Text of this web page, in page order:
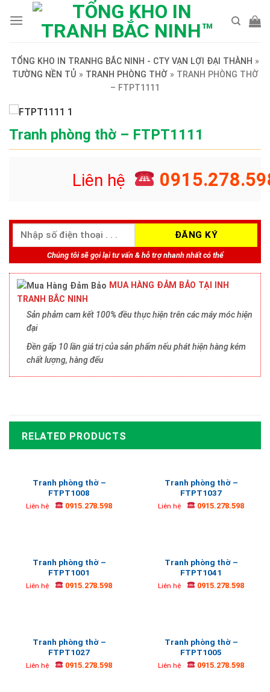
TỔNG KHO IN TRANHG BẮC NINH - CTY VẠN LỢI ĐẠI THÀNH »
TƯỜNG NỀN TỦ » TRANH PHÒNG THỜ» TRANH PHÒNG THỜ
– FTPT1111
Tranh phòng thờ – FTPT1111
Liên hệ
Chúng tôi sẽ gọi lại tư vấn & hỗ trợ nhanh nhất có thể
MUA HÀNG ĐẢM BẢO TẠI INH
TRANH BẮC NINH
Sản phảm cam kết 100% đều thực hiện trên các máy móc hiện
đại
Đền gấp 10 lần giá trị của sản phẩm nếu phát hiện hàng kém
chất lượng, hàng đểu
RELATED PRODUCTS
Tranh phòng thờ –
FTPT1008
Liên hệ 0915.278.598
Tranh phòng thờ –
FTPT1037
Liên hệ 0915.278.598
Tranh phòng thờ –
FTPT1001
Liên hệ 0915.278.598
Tranh phòng thờ –
FTPT1041
Liên hệ 0915.278.598
Tranh phòng thờ –
FTPT1027
Liên hệ 0915.278.598
Tranh phòng thờ –
FTPT1005
Liên hệ 0915.278.598